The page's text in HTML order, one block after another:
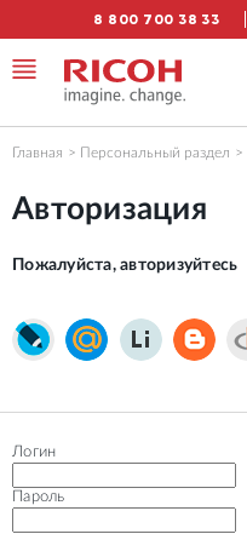
8 800 700 38 33
Главная Персональный раздел
Авторизация
Пожалуйста, авторизуйтесь
Логин
Пароль